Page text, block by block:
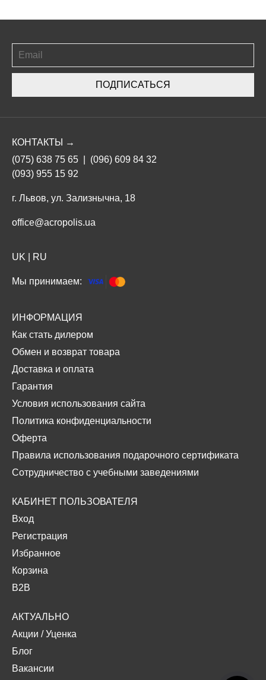
ПОДПИСАТЬСЯ
КОНТАКТЫ →
(075) 638 75 65
(096) 609 84 32
(093) 955 15 92
г. Львов, ул. Зализнычна, 18
office@acropolis.ua
UK RU
Мы принимаем:
ИНФОРМАЦИЯ
Как стать дилером
Обмен и возврат товара
Доставка и оплата
Гарантия
Условия использования сайта
Политика конфиденциальности
Оферта
Правила использования подарочного сертификата
Сотрудничество с учебными заведениями
КАБИНЕТ ПОЛЬЗОВАТЕЛЯ
Вход
Регистрация
Избранное
Корзина
B2B
АКТУАЛЬНО
Акции /Уценка
Блог
Вакансии